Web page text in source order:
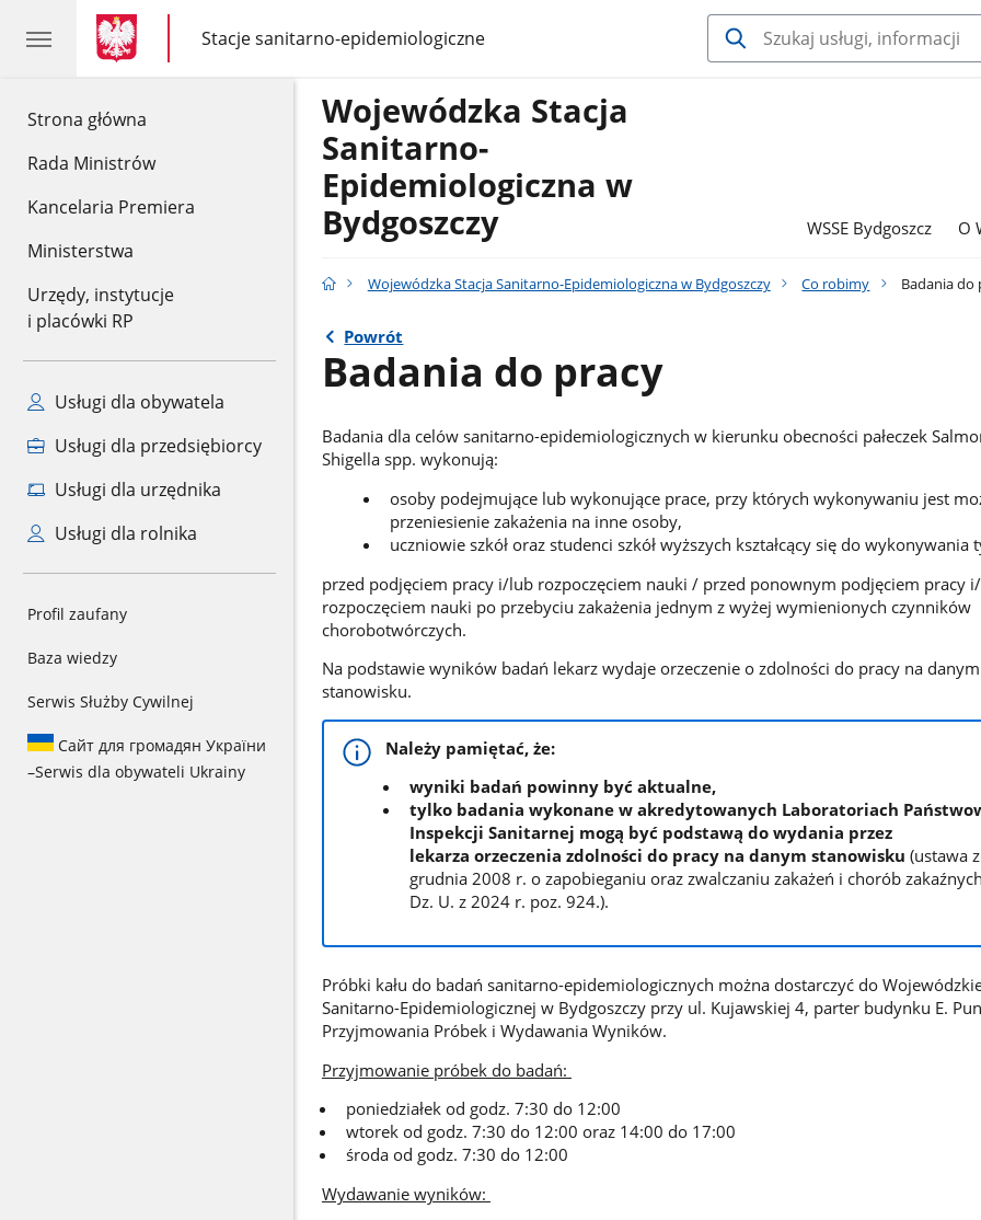
Strona główna
Rada Ministrów
Kancelaria Premiera
Ministerstwa
Urzędy, instytucje
i placówki RP
Usługi dla obywatela
Usługi dla przedsiębiorcy
Usługi dla urzędnika
Usługi dla rolnika
Profil zaufany
Baza wiedzy
Serwis Służby Cywilnej
Сайт для громадян України
–Serwis dla obywateli Ukrainy
gov.pl
gov.pl
Stacje sanitarno-epidemiologiczne
gov.pl
Stacje
sanitarno-
epidemiologiczne
Wojewódzka Stacja
Sanitarno-
Epidemiologiczna w
Bydgoszczy
WSSE Bydgoszcz O
Wojewódzka Stacja Sanitarno-Epidemiologiczna w Bydgoszczy Co robimy Badania do
Powrót
Badania do pracy
Badania dla celów sanitarno-epidemiologicznych w kierunku obecności pałeczek
Shigella spp. wykonują:
osoby podejmujące lub wykonujące prace, przy których wykonywaniu jest
przeniesienie zakażenia na inne osoby,
uczniowie szkół oraz studenci szkół wyższych kształcący się do wykonywania
przed podjęciem pracy i/lub rozpoczęciem nauki / przed ponownym podjęciem pracy
rozpoczęciem nauki po przebyciu zakażenia jednym z wyżej wymienionych czynników
chorobotwórczych.
Na podstawie wyników badań lekarz wydaje orzeczenie o zdolności do pracy na danym
stanowisku.
Należy pamiętać, że:
wyniki badań powinny być aktualne,
tylko badania wykonane w akredytowanych Laboratoriach
Inspekcji Sanitarnej mogą być podstawą do wydania przez
lekarza orzeczenia zdolności do pracy na danym stanowisku (ustawa
grudnia 2008 r. o zapobieganiu oraz zwalczaniu zakażeń i chorób
Dz. U. z 2024 r. poz. 924.).
Próbki kału do badań sanitarno-epidemiologicznych można dostarczyć do
Sanitarno-Epidemiologicznej w Bydgoszczy przy ul. Kujawskiej 4, parter budynku E.
Przyjmowania Próbek i Wydawania Wyników.
Przyjmowanie próbek do badań:
poniedziałek od godz. 7:30 do 12:00
wtorek od godz. 7:30 do 12:00 oraz 14:00 do 17:00
środa od godz. 7:30 do 12:00
Wydawanie wyników: